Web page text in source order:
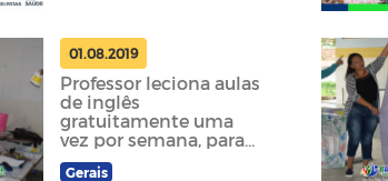
01.08.2019
Professor leciona aulas
de inglês
gratuitamente uma
vez por semana, para
crianças da rede
Gerais